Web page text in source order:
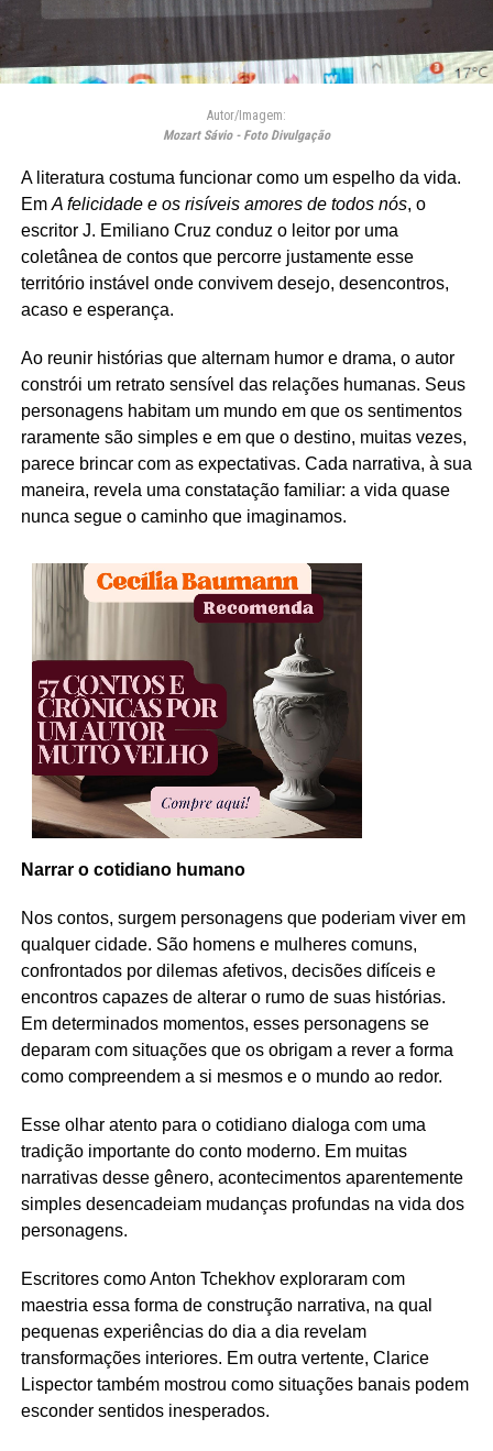
Autor/Imagem:
Mozart Sávio - Foto Divulgação
A literatura costuma funcionar como um espelho da vida.
Em A felicidade e os risíveis amores de todos nós, o
escritor J. Emiliano Cruz conduz o leitor por uma
coletânea de contos que percorre justamente esse
território instável onde convivem desejo, desencontros,
acaso e esperança.
Ao reunir histórias que alternam humor e drama, o autor
constrói um retrato sensível das relações humanas. Seus
personagens habitam um mundo em que os sentimentos
raramente são simples e em que o destino, muitas vezes,
parece brincar com as expectativas. Cada narrativa, à sua
maneira, revela uma constatação familiar: a vida quase
nunca segue o caminho que imaginamos.
Narrar o cotidiano humano
Nos contos, surgem personagens que poderiam viver em
qualquer cidade. São homens e mulheres comuns,
confrontados por dilemas afetivos, decisões difíceis e
encontros capazes de alterar o rumo de suas histórias.
Em determinados momentos, esses personagens se
deparam com situações que os obrigam a rever a forma
como compreendem a si mesmos e o mundo ao redor.
Esse olhar atento para o cotidiano dialoga com uma
tradição importante do conto moderno. Em muitas
narrativas desse gênero, acontecimentos aparentemente
simples desencadeiam mudanças profundas na vida dos
personagens.
Escritores como Anton Tchekhov exploraram com
maestria essa forma de construção narrativa, na qual
pequenas experiências do dia a dia revelam
transformações interiores. Em outra vertente, Clarice
Lispector também mostrou como situações banais podem
esconder sentidos inesperados.